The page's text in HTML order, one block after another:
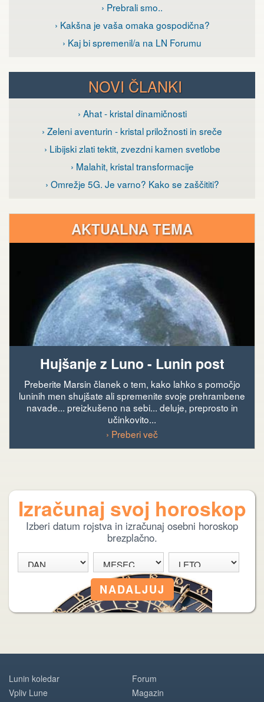
› Prebrali smo..
› Kakšna je vaša omaka gospodična?
› Kaj bi spremenil/a na LN Forumu
NOVI ČLANKI
› Ahat - kristal dinamičnosti
› Zeleni aventurin - kristal priložnosti in sreče
› Libijski zlati tektit, zvezdni kamen svetlobe
› Malahit, kristal transformacije
› Omrežje 5G. Je varno? Kako se zaščititi?
AKTUALNA TEMA
Hujšanje z Luno - Lunin post
Preberite Marsin članek o tem, kako lahko s pomočjo
luninih men shujšate ali spremenite svoje prehrambene
navade... preizkušeno na sebi... deluje, preprosto in
učinkovito...
› Preberi več
Izračunaj svoj horoskop
Izberi datum rojstva in izračunaj osebni horoskop
brezplačno.
Lunin koledar
Vpliv Lune
Forum
Magazin